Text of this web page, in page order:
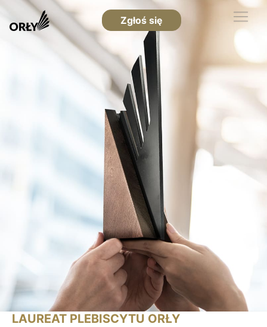
Zgłoś się
LAUREAT PLEBISCYTU ORŁY